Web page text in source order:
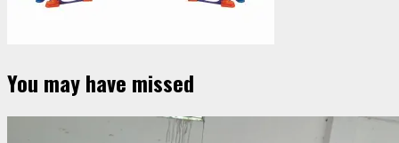
You may have missed